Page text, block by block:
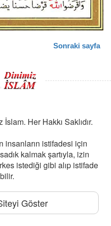
Sonraki sayfa
Her Hakkı Saklıdır.
insanların istifadesi için
kalmak şartıyla, izin
istediği gibi alıp istifade
Göster